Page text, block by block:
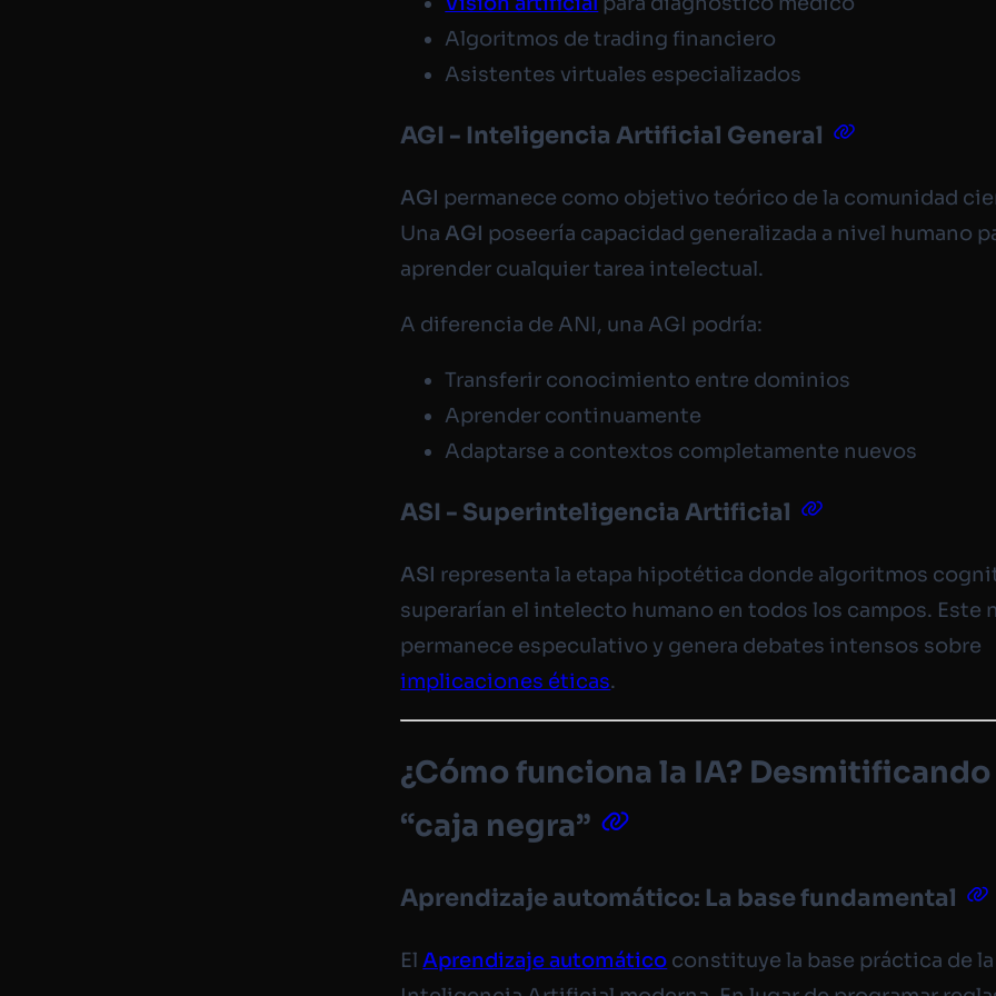
Algoritmos de trading financiero
Asistentes virtuales especializados
AGI - Inteligencia Artificial General
AGI permanece como objetivo teórico de la comunidad
UnaAGI poseería capacidad generalizada a nivel humano
aprender cualquier tarea intelectual.
A diferencia de ANI, una AGI podría:
Transferir conocimiento entre dominios
Aprender continuamente
Adaptarse a contextos completamente nuevos
ASI - Superinteligencia Artificial
ASI representa la etapa hipotética donde algoritmos
superarían el intelecto humano en todos los campos. Este
permanece especulativo y genera debates intensos sobre
implicaciones éticas.
¿Cómo funciona la IA? Desmitificando
“caja negra”
Aprendizaje automático: La base fundamental
ElAprendizaje automático constituye la base práctica de la